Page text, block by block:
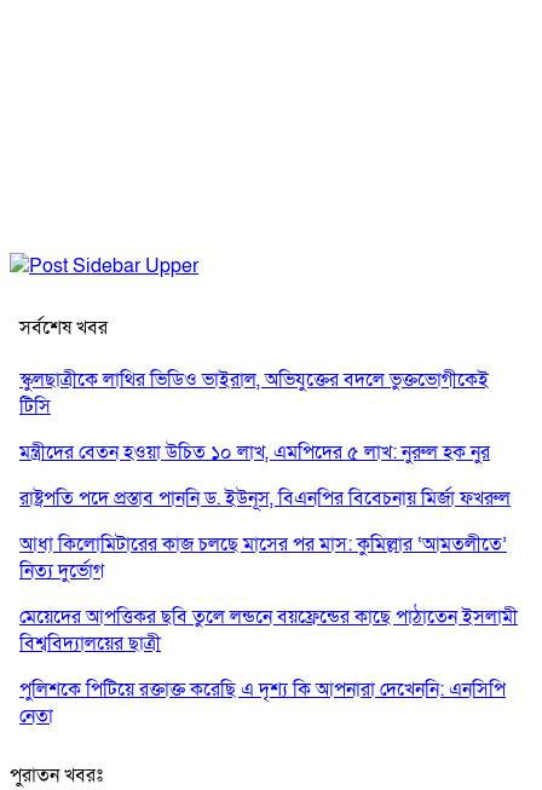
সর্বশেষ খবর
স্কুলছাত্রীকে লাথির ভিডিও ভাইরাল, অভিযুক্তের বদলে ভুক্তভোগীকেই
টিসি
মন্ত্রীদের বেতন হওয়া উচিত ১০ লাখ, এমপিদের ৫ লাখ: নুরুল হক নুর
রাষ্ট্রপতি পদে প্রস্তাব পাননি ড. ইউনূস, বিএনপির বিবেচনায় মির্জা ফখরুল
আধা কিলোমিটারের কাজ চলছে মাসের পর মাস: কুমিল্লার ‘আমতলীতে’
নিত্য দুর্ভোগ
মেয়েদের আপত্তিকর ছবি তুলে লন্ডনে বয়ফ্রেন্ডের কাছে পাঠাতেন ইসলামী
বিশ্ববিদ্যালয়ের ছাত্রী
পুলিশকে পিটিয়ে রক্তাক্ত করেছি এ দৃশ্য কি আপনারা দেখেননি: এনসিপি
নেতা
পাঁচ দেশি মাছে মিলল মাইক্রোপ্লাস্টিক, সবচেয়ে বেশি কই মাছে
পুরাতন খবরঃ